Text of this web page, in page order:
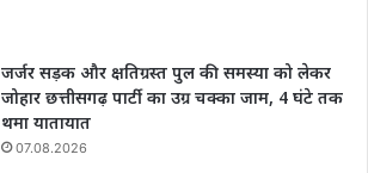
जर्जर सड़क और क्षतिग्रस्त पुल की समस्या को लेकर
जोहार छत्तीसगढ़ पार्टी का उग्र चक्का जाम, 4 घंटे तक
थमा यातायात
07.08.2026